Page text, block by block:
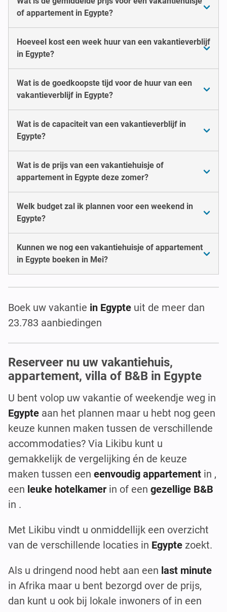
of appartement in Egypte?
Hoeveel kost een week huur van een vakantieverblijf
in Egypte?
Wat is de goedkoopste tijd voor de huur van een
vakantieverblijf in Egypte?
Wat is de capaciteit van een vakantieverblijf in
Egypte?
Wat is de prijs van een vakantiehuisje of
appartement in Egypte deze zomer?
Welk budget zal ik plannen voor een weekend in
Egypte?
Kunnen we nog een vakantiehuisje of appartement
in Egypte boeken in Mei?
Boek uw vakantie in Egypte uit de meer dan
23.783 aanbiedingen
Reserveer nu uw vakantiehuis,
appartement, villa of B&B in Egypte
U bent volop uw vakantie of weekendje weg in
Egypte aan het plannen maar u hebt nog geen
keuze kunnen maken tussen de verschillende
accommodaties? Via Likibu kunt u
gemakkelijk de vergelijking én de keuze
maken tussen een eenvoudig appartement in ,
een leuke hotelkamer in of een gezellige B&B
in .
Met Likibu vindt u onmiddellijk een overzicht
van de verschillende locaties in Egypte zoekt.
Als u dringend nood hebt aan een last minute
in Afrika maar u bent bezorgd over de prijs,
dan kunt u ook bij lokale inwoners of in een